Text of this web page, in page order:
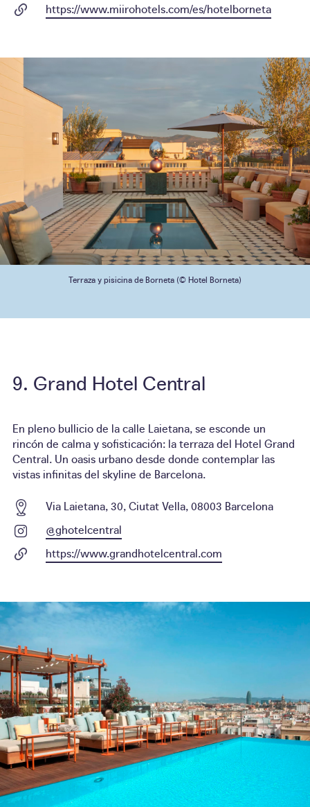
https://www.miirohotels.com/es/hotelborneta
Terraza y pisicina de Borneta (© Hotel Borneta)
Grand Hotel Central
En pleno bullicio de la calle Laietana, se esconde un
rincón de calma y sofisticación: la terraza del Hotel Grand
Central. Un oasis urbano desde donde contemplar las
vistas infinitas del skyline de Barcelona.
Via Laietana, 30, Ciutat Vella, 08003 Barcelona
@ghotelcentral
https://www.grandhotelcentral.com